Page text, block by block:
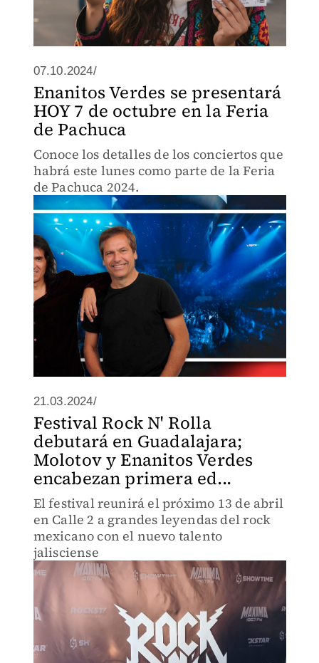
07.10.2024/
Enanitos Verdes se presentará
HOY 7 de octubre en la Feria
de Pachuca
Conoce los detalles de los conciertos que
habrá este lunes como parte de la Feria
de Pachuca 2024.
21.03.2024/
Festival Rock N' Rolla
debutará en Guadalajara;
Molotov y Enanitos Verdes
encabezan primera ed...
El festival reunirá el próximo 13 de abril
en Calle 2 a grandes leyendas del rock
mexicano con el nuevo talento
jalisciense